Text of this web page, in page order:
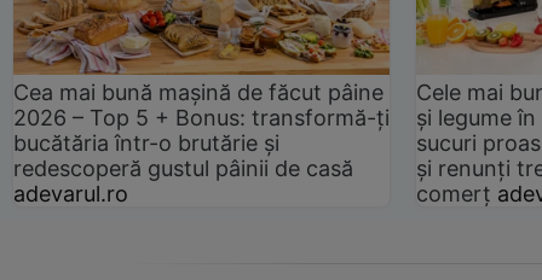
Cea mai bună mașină de făcut pâine
2026 – Top 5 + Bonus: transformă-ți
bucătăria într-o brutărie și
redescoperă gustul pâinii de casă
adevarul.ro
Cele mai
și legume
sucuri
și renunți
comerț